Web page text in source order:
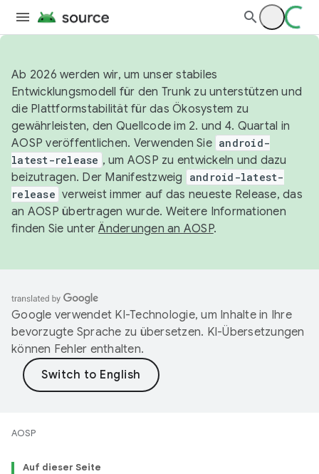
Ab 2026 werden wir, um unser stabiles
Entwicklungsmodell für den Trunk zu unterstützen und
die Plattformstabilität für das Ökosystem zu
gewährleisten, den Quellcode im 2. und 4. Quartal in
AOSP veröffentlichen. Verwenden Sie android-
latest-release , um AOSP zu entwickeln und dazu
beizutragen. Der Manifestzweig
android-latest-
release verweist immer auf das neueste Release, das
an AOSP übertragen wurde. Weitere Informationen
finden Sie unterÄnderungen an AOSP.
Google verwendet KI-Technologie, um Inhalte in Ihre
bevorzugte Sprache zu übersetzen. KI-Übersetzungen
können Fehler enthalten.
AOSP
Auf dieser Seite